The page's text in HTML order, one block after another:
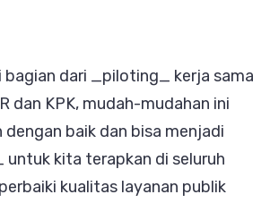
bagian dari _piloting_ kerja sama
dan KPK, mudah-mudahan ini
dengan baik dan bisa menjadi
kita terapkan di seluruh
kualitas layanan publik